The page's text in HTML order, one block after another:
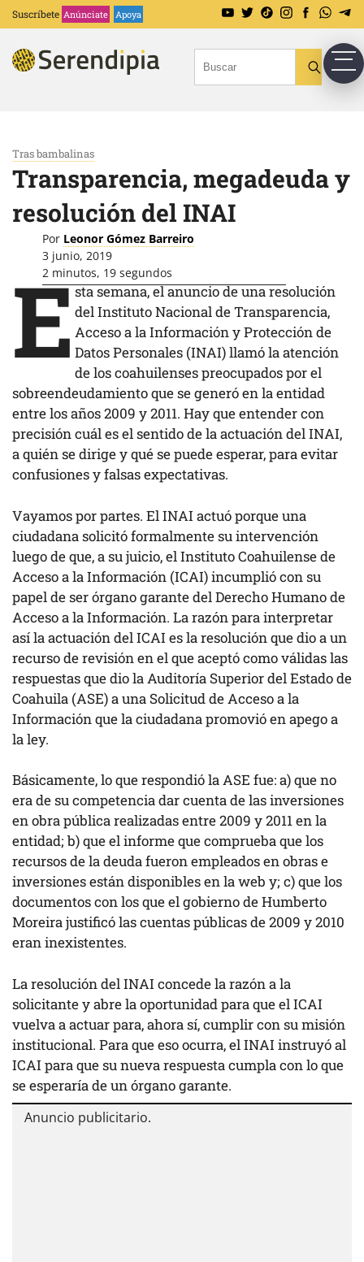
Suscríbete Anúnciate Apoya
Tras bambalinas
Transparencia, megadeuda y
resolución del INAI
Por Leonor Gómez Barreiro
3 junio, 2019
2 minutos, 19 segundos
Esta semana, el anuncio de una resolución
del Instituto Nacional de Transparencia,
Acceso a la Información y Protección de
Datos Personales (INAI) llamó la atención
de los coahuilenses preocupados por el
sobreendeudamiento que se generó en la entidad
entre los años 2009 y 2011. Hay que entender con
precisión cuál es el sentido de la actuación del INAI,
a quién se dirige y qué se puede esperar, para evitar
confusiones y falsas expectativas.
Vayamos por partes. El INAI actuó porque una
ciudadana solicitó formalmente su intervención
luego de que, a su juicio, el Instituto Coahuilense de
Acceso a la Información (ICAI) incumplió con su
papel de ser órgano garante del Derecho Humano de
Acceso a la Información. La razón para interpretar
así la actuación del ICAI es la resolución que dio a un
recurso de revisión en el que aceptó como válidas las
respuestas que dio la Auditoría Superior del Estado de
Coahuila (ASE) a una Solicitud de Acceso a la
Información que la ciudadana promovió en apego a
la ley.
Básicamente, lo que respondió la ASE fue: a) que no
era de su competencia dar cuenta de las inversiones
en obra pública realizadas entre 2009 y 2011 en la
entidad; b) que el informe que comprueba que los
recursos de la deuda fueron empleados en obras e
inversiones están disponibles en la web y; c) que los
documentos con los que el gobierno de Humberto
Moreira justificó las cuentas públicas de 2009 y 2010
eran inexistentes.
La resolución del INAI concede la razón a la
solicitante y abre la oportunidad para que el ICAI
vuelva a actuar para, ahora sí, cumplir con su misión
institucional. Para que eso ocurra, el INAI instruyó al
ICAI para que su nueva respuesta cumpla con lo que
se esperaría de un órgano garante.